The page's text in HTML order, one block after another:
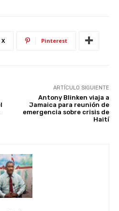
X Pinterest
ARTÍCULO SIGUIENTE
Antony Blinken viaja a
Jamaica para reunión de
emergencia sobre crisis de
Haití